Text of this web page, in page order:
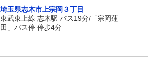
埼玉県志木市上宗岡３丁目
東武東上線 志木駅 バス19分/「宗岡蓮
田」バス停 停歩4分